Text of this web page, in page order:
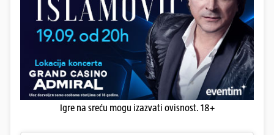
Igre na sreću mogu izazvati ovisnost. 18+